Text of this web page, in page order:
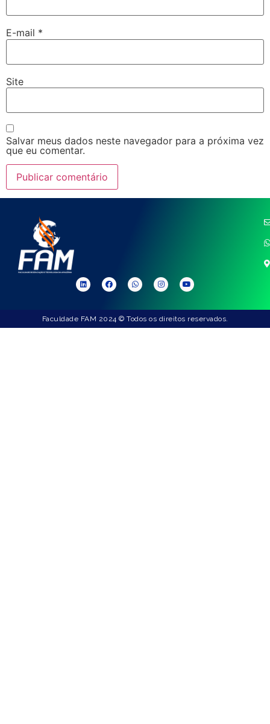
E-mail *
Site
Salvar meus dados neste navegador para a próxima vez
que eu comentar.
Faculdade FAM 2024 © Todos os direitos reservados.